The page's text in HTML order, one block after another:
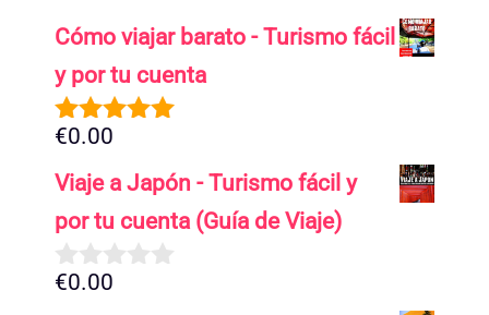
Cómo viajar barato - Turismo fácil
y por tu cuenta
5.00de 5
€0.00
Viaje a Japón - Turismo fácil y
por tu cuenta (Guía de Viaje)
0
€0.00